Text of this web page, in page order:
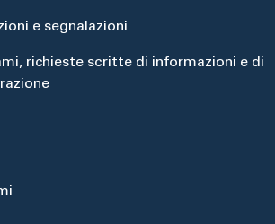
e segnalazioni
richieste scritte di informazioni e di